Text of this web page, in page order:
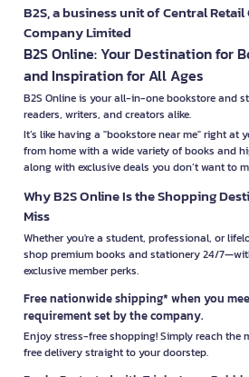
B2S, a business unit of Central
Company Limited
B2S Online: Your Destination for
and Inspiration for All Ages
B2S Online is your all-in-one bookstore and
readers, writers, and creators alike.
It’s like having a "bookstore near me" right at
from home with a wide variety of books and
along with exclusive deals you don’t want to
Why B2S Online Is the Shopping
Miss
Whether you're a student, professional, or
shop premium books and stationery 24/
exclusive member perks.
Free nationwide shipping* when you
requirement set by the company.
Enjoy stress-free shopping! Simply reach the
free delivery straight to your doorstep.